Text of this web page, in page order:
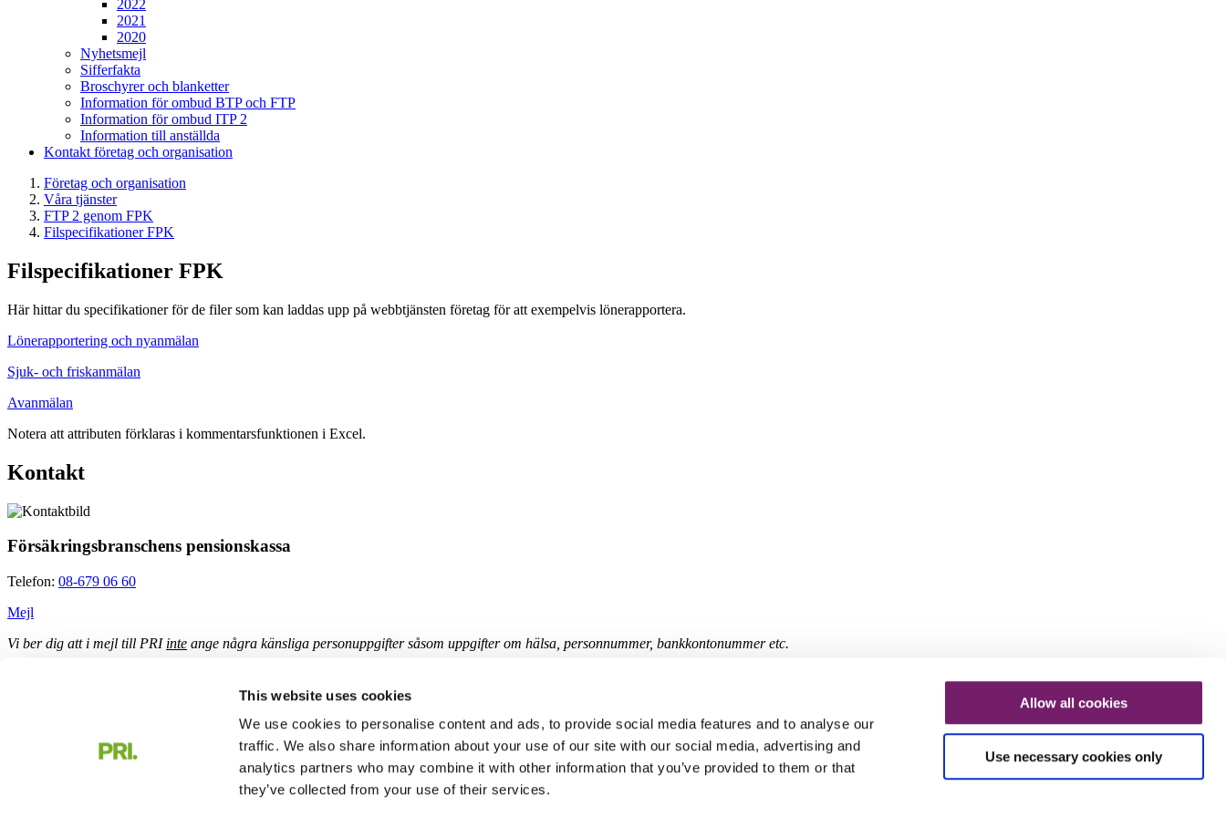
This website uses cookies
We use cookies to personalise content and ads, to provide social media features and to analyse our
traffic. We also share information about your use of our site with our social media, advertising and
analytics partners who may combine it with other information that you’ve provided to them or that
they’ve collected from your use of their services.
Allow all cookies
Use necessary cookies only
2022
2021
2020
Nyhetsmejl
Sifferfakta
Broschyrer och blanketter
Information för ombud BTP och FTP
Information för ombud ITP 2
Information till anställda
Kontakt företag och organisation
Företag och organisation
Våra tjänster
FTP 2 genom FPK
Filspecifikationer FPK
Filspecifikationer FPK
Här hittar du specifikationer för de filer som kan laddas upp på webbtjänsten företag för att exempelvis lönerapportera.
Lönerapportering och nyanmälan
Sjuk- och friskanmälan
Avanmälan
Notera att attributen förklaras i kommentarsfunktionen i Excel.
Kontakt
Försäkringsbranschens pensionskassa
Telefon: 08-679 06 60
Mejl
Vi ber dig att i mejl till PRI inte ange några känsliga personuppgifter såsom uppgifter om hälsa, personnummer, bankkontonummer etc.
PRI Pensionsgaranti och PRI Pensions- och stiftelsetjänst